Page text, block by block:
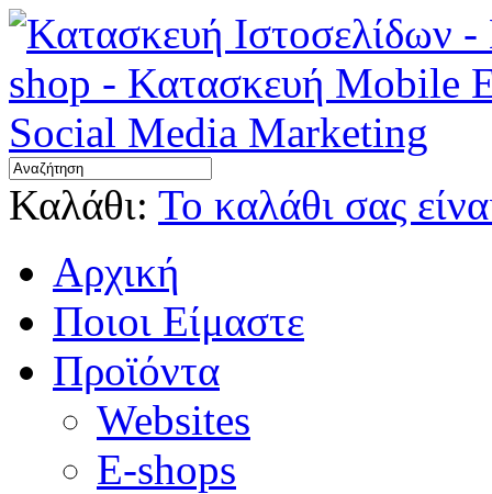
Καλάθι: Το καλάθι σας
Αρχική
Ποιοι Είμαστε
Προϊόντα
Websites
E-shops